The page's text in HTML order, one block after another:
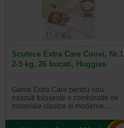
Scutece Extra Care Convi, Nr.1
2-5 kg, 26 bucati, Huggies
Gama Extra Care pentru nou
nascuti foloseste o combinatie de
materiale clasice si moderne…